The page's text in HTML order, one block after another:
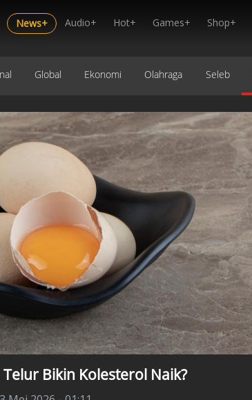
News+ Audio+ Hot+ Games+ Shop+
Global Ekonomi Olahraga Seleb
Bikin Kolesterol Naik?